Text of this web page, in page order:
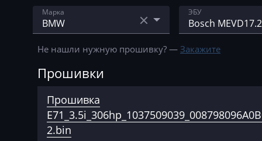
Марка
Acura
AebiSchmidt
Agrifac
Albach
ЭБУ
Bosch EDC15
Bosch EDC17C41
Не нашли нужную прошивку? — Закажите
Прошивки
Прошивка
2.bin